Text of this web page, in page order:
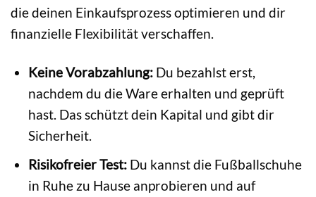
die deinen Einkaufsprozess optimieren und dir
finanzielle Flexibilität verschaffen.
Keine Vorabzahlung:Du bezahlst erst,
nachdem du die Ware erhalten und geprüft
hast. Das schützt dein Kapital und gibt dir
Sicherheit.
Risikofreier Test:Du kannst die Fußballschuhe
in Ruhe zu Hause anprobieren und auf